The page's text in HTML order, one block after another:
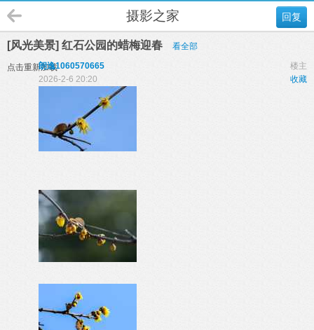
回复
摄影之家
[风光美景] 红石公园的蜡梅迎春 看全部
点击重新加载 楼主
朗逸1060570665
收藏
2026-2-6 20:20